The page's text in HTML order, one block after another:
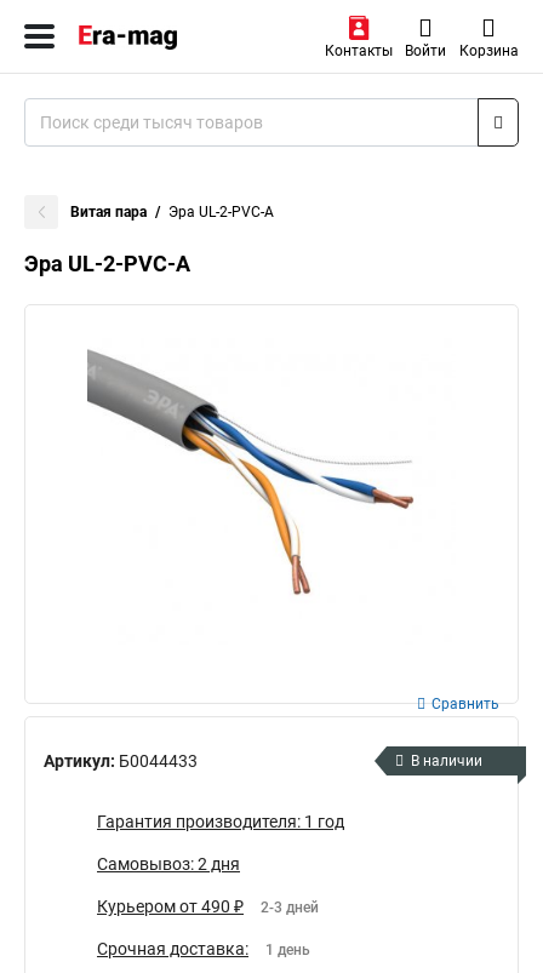
Контакты Войти Корзина
Витая пара Эра UL-2-PVC-A
Эра UL-2-PVC-A
Артикул: Б0044433
Сравнить
В наличии
Гарантия производителя: 1 год
Самовывоз: 2 дня
Курьером от 490 ₽ 2-3 дней
Срочная доставка: 1 день